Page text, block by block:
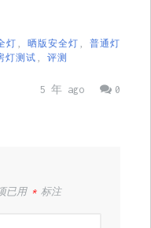
灯 晒版安全灯
普通灯
灯测试 评测
0
5 年 ago
已用 *标注